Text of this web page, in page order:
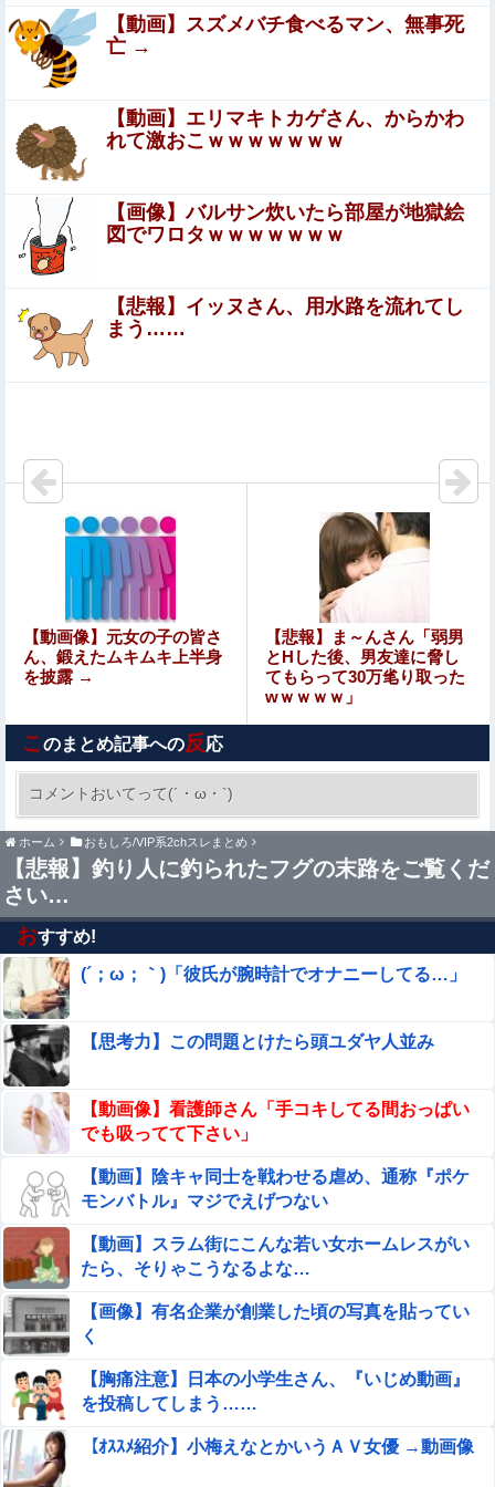
り頒布中止に
【画像あり】ロピアのパワー全開おにぎり「444円」がコ
チラｗｗｗｗｗ
【エ□漫画】 セッ○スレスで悩んでいた人妻さんが隣に住
む顔見知りの大学生にお裾分けを持って行ったら部屋に誘
われて、一緒にお酒を飲んでたら口説...
同棲してる彼氏に「生理用品をトイレに置くのやめてほし
い」と言われた
【画像】女さん「パパ活してた過去なんて女子はいちいち
覚えてないから」ｗｗｗｗｗｗ
【画像】人工肛門の松本人志さん、最新の姿に心配の
声殺到…
【結婚1年目の人妻・月乃さん】 週7を望む性欲お化けと
ゃんの隣あいてんじゃん！座ったろ！」→結果w w w w w
w w w
【衝撃映像】男子中学生・銃乱射事件（7人死亡、23人負
傷）の新たな画像・動画、さすがに怖すぎる…
【動画】 鬼滅の刃の実写版 エ□すぎるｗｗｗ
みい山『そもそも作品自体が糞つまらない』と叩かれだす
ｗｗｗｗｗ
【画像】ミスヤングチャンピオン2026のボーイッシュお胸
お年寄りの先生が毎日おやつくれる激安の寺子屋タイプの
塾に行ってる
【画像】双子、同時にセクシービデオにデビュー
ｗｗｗｗｗ
【悲報】 幻影旅団の団長さん、激太りすると全てが台無し
になる
【エ□画像】 快楽調教で屈服レ●プpart143！立花響がキモ
オヤジに弱みを握られ糸色ｲ侖レ●プで調教されたり…他ま
とめ
【遊戯王】結局「堕天使」は強いの？
【画像】 爆胸の元NHK気象予報士さん、また脱がされる
韓国サッカー協会「現在は不適切な行為は絶対にな
い」→韓国人「一番重要なのは2002年なのにそこは言
及しないんだなｗｗｗ」「責任逃れが本当にひど
い・・・」
【速報】女性「コンビニに家庭用ゴミ出そうとしたら店長
に注意された！もう二度とこの店来ねえわ！」他
【悲報】ジャンポケ斉藤の妻、夫の求刑7年翌日にウキウ
キでInstagram更新
新入社員「みんなびっくりして大笑いするぞ〜！」忘年会
で病気復帰した同僚のズラを力任せに剥ぎ取った女…期待
した反応と違くてオロオロ←職場でやっていいノリじゃな
いだろ
【画像】東海道新幹線の自由席、ガチで終わるｗｗｗｗ
【動画】スズメバチ食べるマン、無事死
亡 →
【動画】エリマキトカゲさん、からかわ
れて激おこｗｗｗｗｗｗｗ
【画像】バルサン炊いたら部屋が地獄絵
図でワロタｗｗｗｗｗｗｗ
【悲報】イッヌさん、用水路を流れてし
まう……
【動画像】元女の子の皆さ
ん、鍛えたムキムキ上半身
を披露 →
【悲報】ま～んさん「弱男
とHした後、男友達に脅し
てもらって30万毟り取った
wｗｗｗｗ」
このまとめ記事への反応
コメントおいてって(´・ω・`)
ホーム おもしろ/VIP系2chスレまとめ
【悲報】釣り人に釣られたフグの末路をご覧くだ
さい…
おすすめ!
(´；ω；｀)「彼氏が腕時計でオナニーしてる…」
【思考力】この問題とけたら頭ユダヤ人並み
【動画像】看護師さん「手コキしてる間おっぱい
でも吸ってて下さい」
【動画】陰キャ同士を戦わせる虐め、通称『ポケ
モンバトル』マジでえげつない
【動画】スラム街にこんな若い女ホームレスがい
たら、そりゃこうなるよな…
【画像】有名企業が創業した頃の写真を貼ってい
く
【胸痛注意】日本の小学生さん、『いじめ動画』
を投稿してしまう……
【ｵｽｽﾒ紹介】小梅えなとかいうＡＶ女優 →動画像